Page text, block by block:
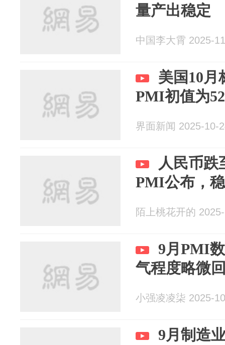
量产出稳定
中国李大霄 2025-
美国10月
PMI初值为
界面新闻 2025-10-
人民币跌
PMI公布，
陌上桃花开的
9月PMI
气程度略微
小强凌凌柒 2025-
9月制造